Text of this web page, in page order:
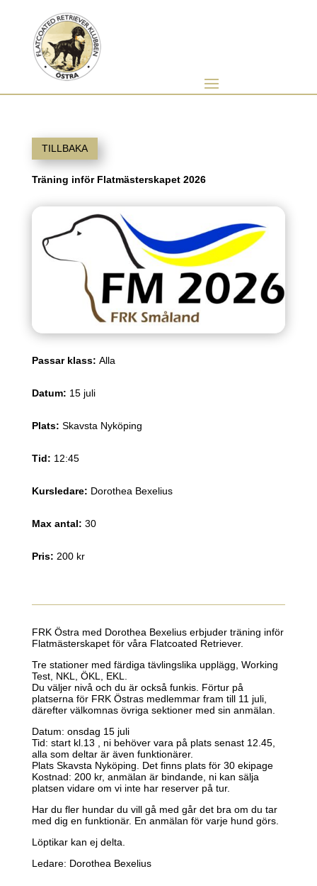
TILLBAKA
Träning inför Flatmästerskapet 2026
Passar klass: Alla
Datum: 15 juli
Plats: Skavsta Nyköping
Tid: 12:45
Kursledare: Dorothea Bexelius
Max antal: 30
Pris: 200 kr
FRK Östra med Dorothea Bexelius erbjuder träning inför
Flatmästerskapet för våra Flatcoated Retriever.
Tre stationer med färdiga tävlingslika upplägg, Working
Test, NKL, ÖKL, EKL.
Du väljer nivå och du är också funkis. Förtur på
platserna för FRK Östras medlemmar fram till 11 juli,
därefter välkomnas övriga sektioner med sin anmälan.
Datum: onsdag 15 juli
Tid: start kl.13 , ni behöver vara på plats senast 12.45,
alla som deltar är även funktionärer.
Plats Skavsta Nyköping. Det finns plats för 30 ekipage
Kostnad: 200 kr, anmälan är bindande, ni kan sälja
platsen vidare om vi inte har reserver på tur.
Har du fler hundar du vill gå med går det bra om du tar
med dig en funktionär. En anmälan för varje hund görs.
Löptikar kan ej delta.
Ledare: Dorothea Bexelius